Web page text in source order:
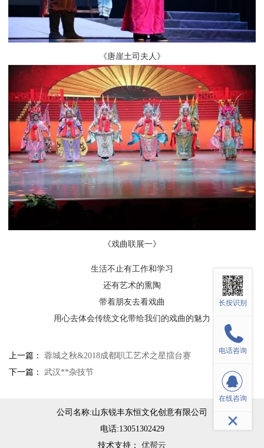
《唐崖土司夫人》
《戏曲联展一》
生活不止有工作和学习
还有艺术的熏陶
带着朋友去看戏曲
用心去体会传统文化带给我们的戏曲的魅力
上一篇： 蓉城之秋&2018成都职工艺术之星擂台赛
下一篇： 武汉**杂技节
公司名称:山东锐丰东恒文化创意有限公司
电话:13051302429
技术支持：
优帮云
长按识别
电话咨询
在线咨询